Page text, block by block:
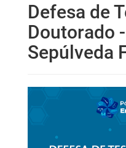
Defesa de
Doutorado
Sepúlveda